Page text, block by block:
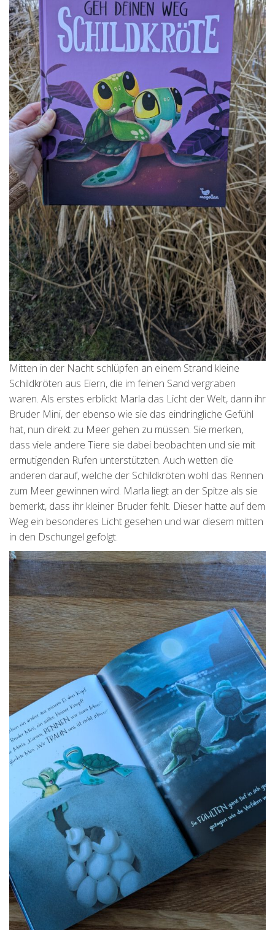
Mitten in der Nacht schlüpfen an einem Strand kleine
Schildkröten aus Eiern, die im feinen Sand vergraben
waren. Als erstes erblickt Marla das Licht der Welt, dann ihr
Bruder Mini, der ebenso wie sie das eindringliche Gefühl
hat, nun direkt zu Meer gehen zu müssen. Sie merken,
dass viele andere Tiere sie dabei beobachten und sie mit
ermutigenden Rufen unterstützten. Auch wetten die
anderen darauf, welche der Schildkröten wohl das Rennen
zum Meer gewinnen wird. Marla liegt an der Spitze als sie
bemerkt, dass ihr kleiner Bruder fehlt. Dieser hatte auf dem
Weg ein besonderes Licht gesehen und war diesem mitten
in den Dschungel gefolgt.